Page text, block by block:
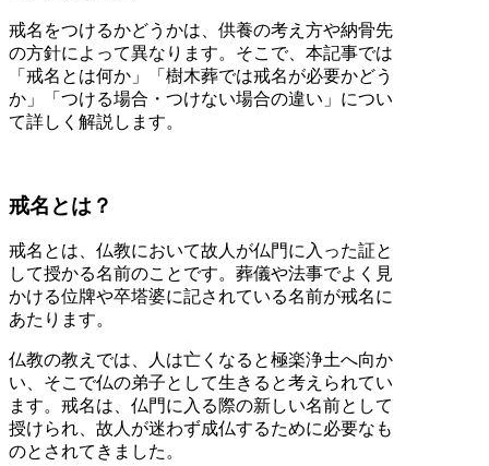
戒名をつけるかどうかは、供養の考え方や納骨先
の方針によって異なります。そこで、本記事では
「戒名とは何か」「樹木葬では戒名が必要かどう
か」「つける場合・つけない場合の違い」につい
て詳しく解説します。
戒名とは？
戒名とは、仏教において故人が仏門に入った証と
して授かる名前のことです。葬儀や法事でよく見
かける位牌や卒塔婆に記されている名前が戒名に
あたります。
仏教の教えでは、人は亡くなると極楽浄土へ向か
い、そこで仏の弟子として生きると考えられてい
ます。戒名は、仏門に入る際の新しい名前として
授けられ、故人が迷わず成仏するために必要なも
のとされてきました。